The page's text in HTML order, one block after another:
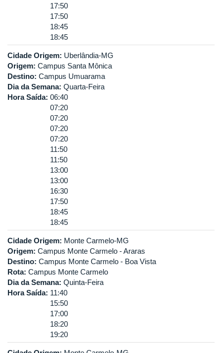
17:50
17:50
18:45
18:45
Cidade Origem: Uberlândia-MG
Origem: Campus Santa Mônica
Destino: Campus Umuarama
Dia da Semana: Quarta-Feira
Hora Saída: 06:40
07:20
07:20
07:20
07:20
11:50
11:50
13:00
13:00
16:30
17:50
18:45
18:45
Cidade Origem: Monte Carmelo-MG
Origem: Campus Monte Carmelo - Araras
Destino: Campus Monte Carmelo - Boa Vista
Rota: Campus Monte Carmelo
Dia da Semana: Quinta-Feira
Hora Saída: 11:40
15:50
17:00
18:20
19:20